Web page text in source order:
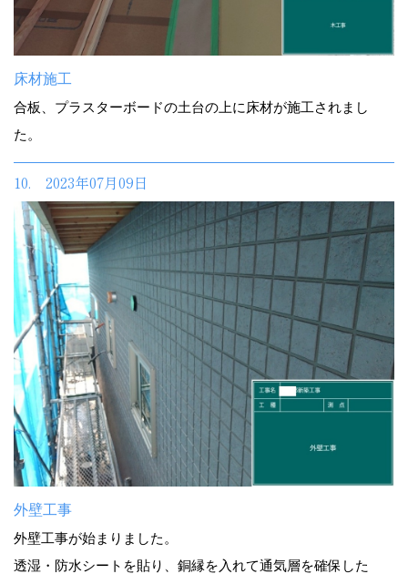
床材施工
合板、プラスターボードの土台の上に床材が施工されまし
た。
10. 2023年07月09日
外壁工事
外壁工事が始まりました。
透湿・防水シートを貼り、銅縁を入れて通気層を確保した